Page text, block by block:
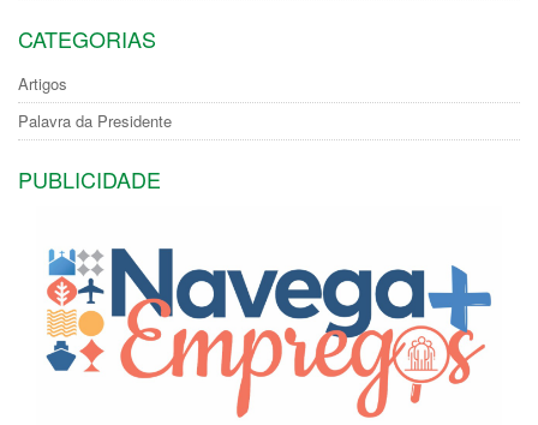
CATEGORIAS
Artigos
Palavra da Presidente
PUBLICIDADE